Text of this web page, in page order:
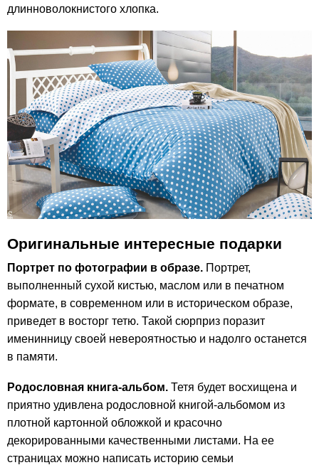
длинноволокнистого хлопка.
Оригинальные интересные подарки
Портрет по фотографии в образе. Портрет,
выполненный сухой кистью, маслом или в печатном
формате, в современном или в историческом образе,
приведет в восторг тетю. Такой сюрприз поразит
именинницу своей невероятностью и надолго останется
в памяти.
Родословная книга-альбом. Тетя будет восхищена и
приятно удивлена родословной книгой-альбомом из
плотной картонной обложкой и красочно
декорированными качественными листами. На ее
страницах можно написать историю семьи